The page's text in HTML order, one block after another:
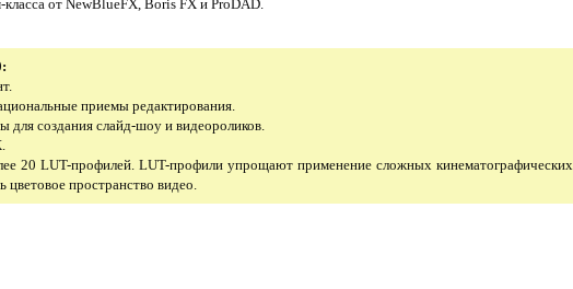
от NewBlueFX, Boris FX и ProDAD.
приемы редактирования.
для создания слайд-шоу и видеороликов.
20 LUT-профилей. LUT-профили упрощают применение сложных кинематографических
пространство видео.